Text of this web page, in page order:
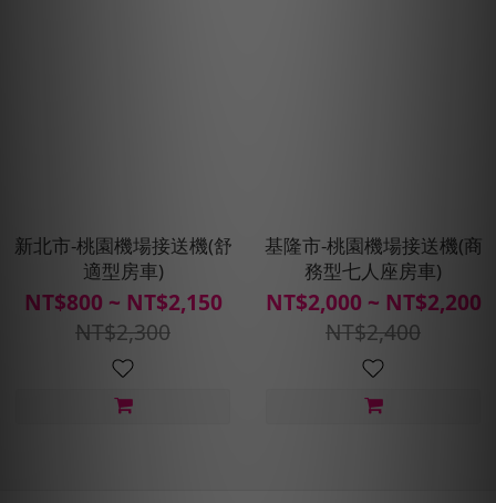
新北市-桃園機場接送機(舒
適型房車)
NT$800 ~ NT$2,150
NT$2,300
基隆市-桃園機場接送機(商
務型七人座房車)
NT$2,000 ~ NT$2,200
NT$2,400